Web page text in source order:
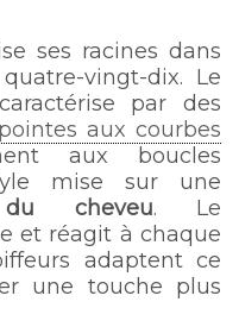
ses racines dans
vingt-dix. Le
par des
pointes aux courbes
aux boucles
mise sur une
cheveu. Le
et réagit à chaque
adaptent ce
une touche plus